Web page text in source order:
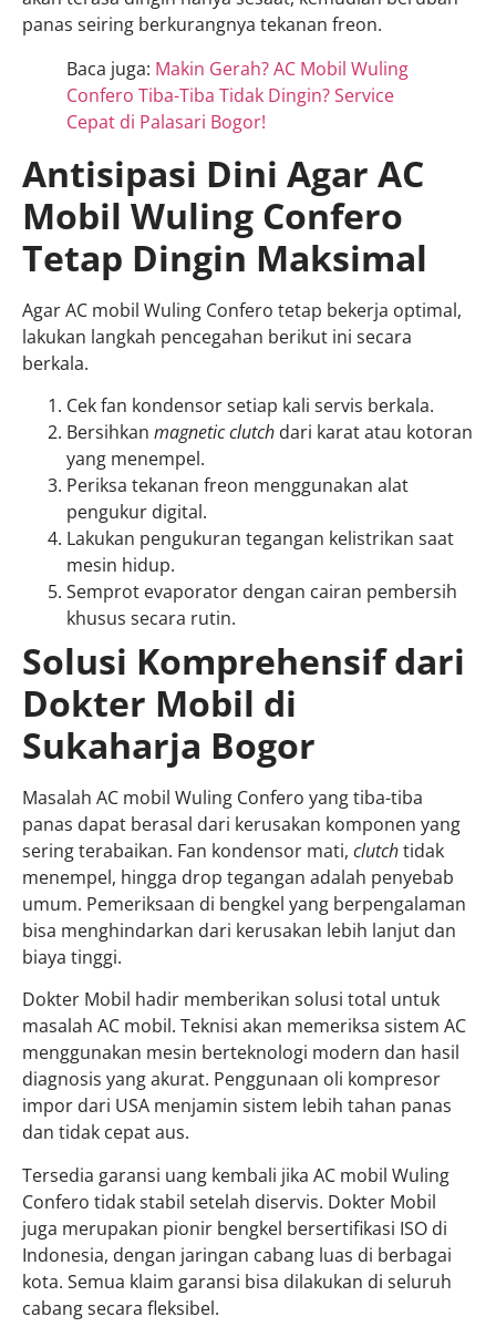
panas seiring berkurangnya tekanan freon.
Baca juga: Makin Gerah? AC Mobil Wuling
Confero Tiba-Tiba Tidak Dingin? Service
Cepat di Palasari Bogor!
Antisipasi Dini Agar AC
Mobil Wuling Confero
Tetap Dingin Maksimal
Agar AC mobil Wuling Confero tetap bekerja optimal,
lakukan langkah pencegahan berikut ini secara
berkala.
Cek fan kondensor setiap kali servis berkala.
Bersihkan magnetic clutch dari karat atau kotoran
yang menempel.
Periksa tekanan freon menggunakan alat
pengukur digital.
Lakukan pengukuran tegangan kelistrikan saat
mesin hidup.
Semprot evaporator dengan cairan pembersih
khusus secara rutin.
Solusi Komprehensif dari
Dokter Mobil di
Sukaharja Bogor
Masalah AC mobil Wuling Confero yang tiba-tiba
panas dapat berasal dari kerusakan komponen yang
sering terabaikan. Fan kondensor mati, clutchtidak
menempel, hingga drop tegangan adalah penyebab
umum. Pemeriksaan di bengkel yang berpengalaman
bisa menghindarkan dari kerusakan lebih lanjut dan
biaya tinggi.
Dokter Mobil hadir memberikan solusi total untuk
masalah AC mobil. Teknisi akan memeriksa sistem AC
menggunakan mesin berteknologi modern dan hasil
diagnosis yang akurat. Penggunaan oli kompresor
impor dari USA menjamin sistem lebih tahan panas
dan tidak cepat aus.
Tersedia garansi uang kembali jika AC mobil Wuling
Confero tidak stabil setelah diservis. Dokter Mobil
juga merupakan pionir bengkel bersertifikasi ISO di
Indonesia, dengan jaringan cabang luas di berbagai
kota. Semua klaim garansi bisa dilakukan di seluruh
cabang secara fleksibel.